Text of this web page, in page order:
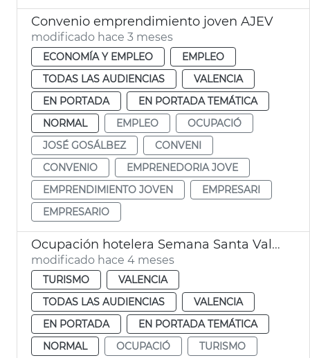
Convenio emprendimiento joven AJEV
modificado hace 3 meses
ECONOMÍA Y EMPLEO
EMPLEO
TODAS LAS AUDIENCIAS
VALENCIA
EN PORTADA
EN PORTADA TEMÁTICA
NORMAL
EMPLEO
OCUPACIÓ
JOSÉ GOSÁLBEZ
CONVENI
CONVENIO
EMPRENEDORIA JOVE
EMPRENDIMIENTO JOVEN
EMPRESARI
EMPRESARIO
Ocupación hotelera Semana Santa València
modificado hace 4 meses
TURISMO
VALENCIA
TODAS LAS AUDIENCIAS
VALENCIA
EN PORTADA
EN PORTADA TEMÁTICA
NORMAL
OCUPACIÓ TURISMO